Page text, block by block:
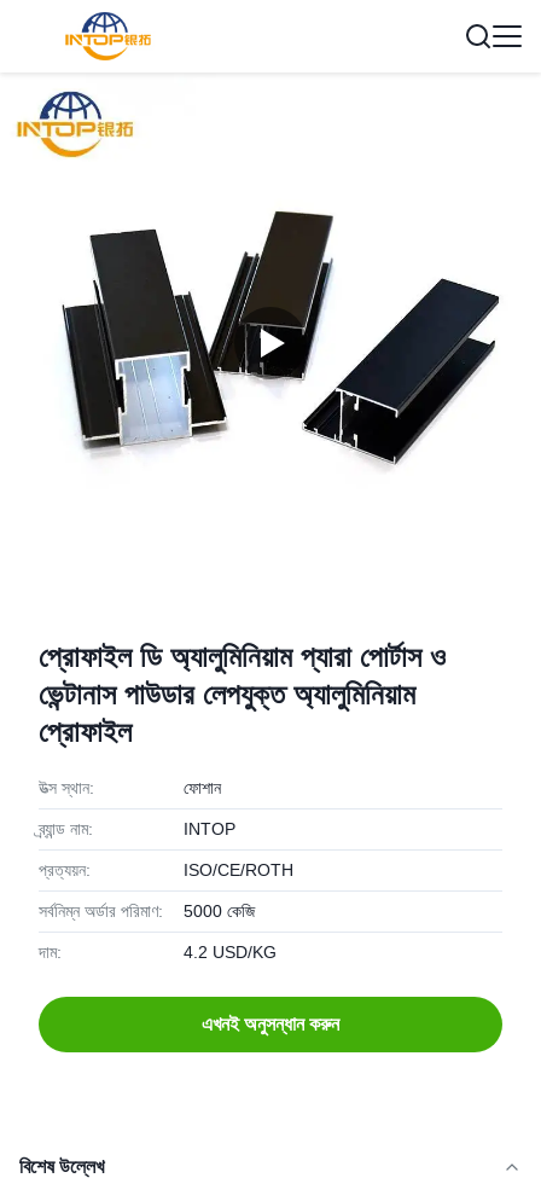
প্রোফাইল ডি অ্যালুমিনিয়াম প্যারা পোর্টাস ও
ভেন্টানাস পাউডার লেপযুক্ত অ্যালুমিনিয়াম
প্রোফাইল
উত্স স্থান: ফোশান
ব্র্যান্ড নাম: INTOP
প্রত্যয়ন: ISO/CE/ROTH
সর্বনিম্ন অর্ডার পরিমাণ: 5000 কেজি
দাম: 4.2 USD/KG
এখনই অনুসন্ধান করুন
বিশেষ উল্লেখ